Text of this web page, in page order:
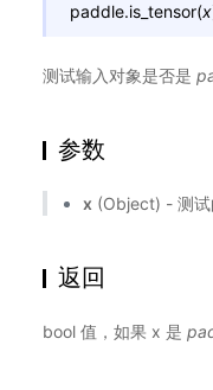
paddle.is_tensor(x
测试输入对象是否是
参数
x (Object) - 测
返回
bool 值，如果 x 是